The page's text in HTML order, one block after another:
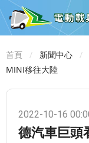
首頁 新聞中心
MINI移往大陸
2022-10-16
德汽車巨頭